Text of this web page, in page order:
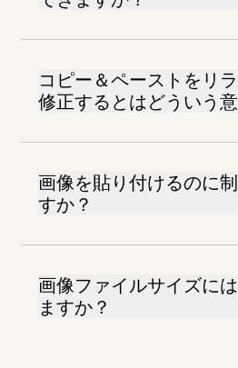
コピー＆ペーストをリ
修正するとはどういう
画像を貼り付けるのに
すか？
画像ファイルサイズに
ますか？